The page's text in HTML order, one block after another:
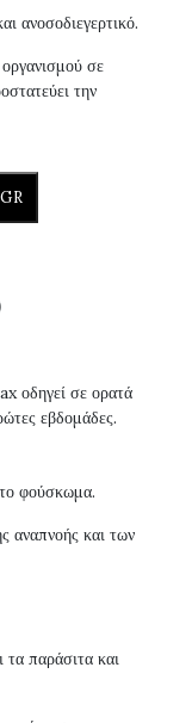
ανοσοδιεγερτικό.
σε
την
οδηγεί σε ορατά
εβδομάδες.
το φούσκωμα.
αναπνοής και των
τα παράσιτα και